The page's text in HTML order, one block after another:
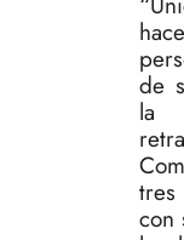
de
la
con